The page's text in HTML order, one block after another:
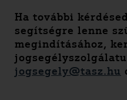
Ha további
segítségre lenne
megindításához,
jogsegely@tasz.hu